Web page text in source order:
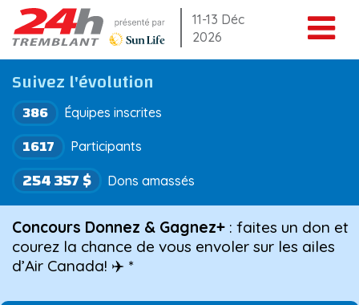
Aller
au
contenu
11-13 Déc
2026
Suivez l'évolution
386 Équipes inscrites
254 357 $ Dons amassés
1617 Participants
Concours Donnez & Gagnez+ : faites un don et
courez la chance de vous envoler sur les ailes
d’Air Canada! ✈️ *